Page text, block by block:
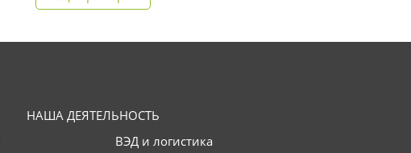
НАША ДЕЯТЕЛЬНОСТЬ
ВЭД и логистика